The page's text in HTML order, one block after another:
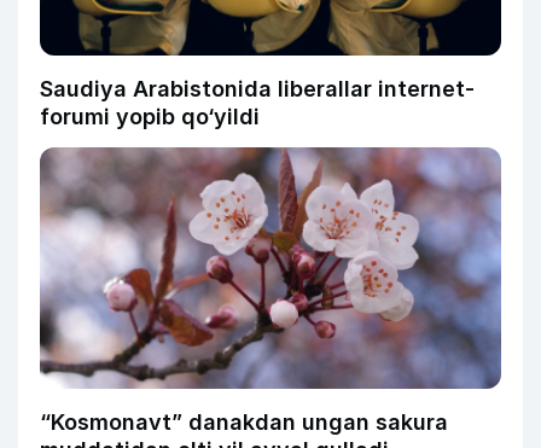
Saudiya Arabistonida liberallar internet-
forumi yopib qo‘yildi
“Kosmonavt” danakdan ungan sakura